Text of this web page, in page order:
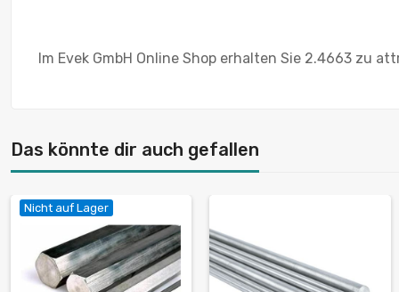
Im Evek GmbH Online Shop erhalten Sie 2.4663 zu
Das könnte dir auch gefallen
Nicht auf Lager